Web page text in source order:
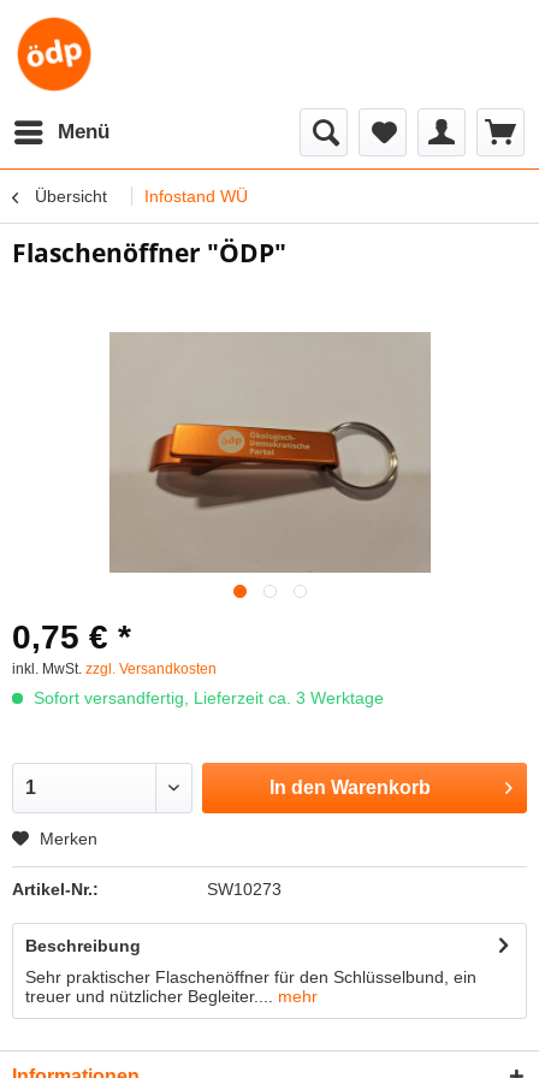
Menü
Übersicht Infostand WÜ
Flaschenöffner "ÖDP"
0,75 € *
inkl. MwSt. zzgl. Versandkosten
Sofort versandfertig, Lieferzeit ca. 3 Werktage
In den Warenkorb
Merken
Artikel-Nr.: SW10273
Beschreibung
Sehr praktischer Flaschenöffner für den Schlüsselbund, ein
treuer und nützlicher Begleiter....
mehr